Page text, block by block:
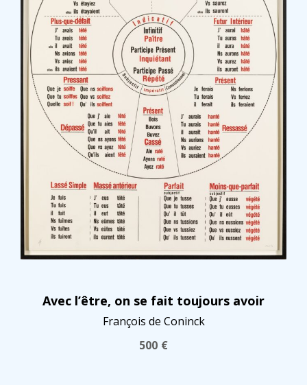
Avec l’être, on se fait toujours avoir
François de Coninck
500 €